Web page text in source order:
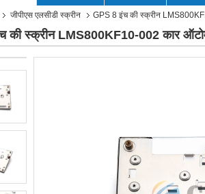
जीपीएस एलसीडी स्क्रीन GPS 8 इंच की स्क्रीन
की स्क्रीन LMS800KF10-002 कार